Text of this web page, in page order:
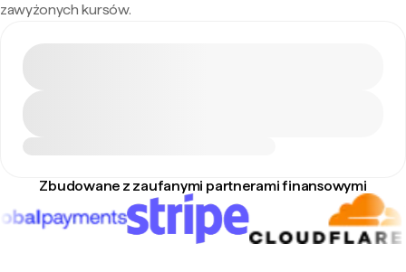
zawyżonych kursów.
Zbudowane z zaufanymi partnerami finansowymi